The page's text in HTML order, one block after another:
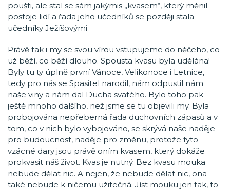
poušti, ale stal se sám jakýmis „kvasem“, který měnil
postoje lidí a řada jeho učedníků se později stala
učedníky Ježíšovými
Právě tak i my se svou vírou vstupujeme do něčeho, co
už běží, co běží dlouho. Spousta kvasu byla udělána!
Byly tu ty úplně první Vánoce, Velikonoce i Letnice,
tedy pro nás se Spasitel narodil, nám odpustil nám
naše viny a nám dal Ducha svatého. Bylo toho pak
ještě mnoho dalšího, než jsme se tu objevili my. Byla
probojována nepřeberná řada duchovních zápasů a v
tom, co v nich bylo vybojováno, se skrývá naše naděje
pro budoucnost, naděje pro změnu, protože tyto
vzácné dary jsou právě oním kvasem, který dokáže
prokvasit náš život. Kvas je nutný. Bez kvasu mouka
nebude dělat nic. A nejen, že nebude dělat nic, ona
také nebude k ničemu užitečná. Jíst mouku jen tak, to